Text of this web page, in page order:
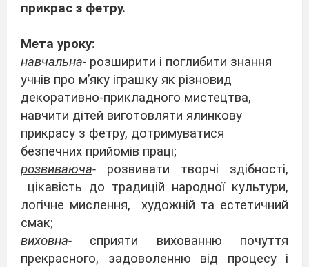
прикрас з фетру.
Мета уроку:
навчальна- розширити і поглибити знання
учнів про м’яку іграшку як різновид
декоративно-прикладного мистецтва,
навчити дітей виготовляти ялинкову
прикрасу з фетру, дотримуватися
безпечних прийомів праці;
розвиваюча- розвивати
творчі здібності,
цікавість до традицій народної культури,
логічне мислення, художній та естетичний
смак;
виховна- сприяти вихованню почуття
прекрасного, задоволенню від процесу і